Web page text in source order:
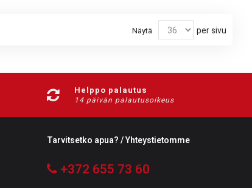
Näytä per sivu
Helppo palautus
14 päivän palautusoikeus
Tarvitsetko apua? / Yhteystietomme
+372 655 73 60